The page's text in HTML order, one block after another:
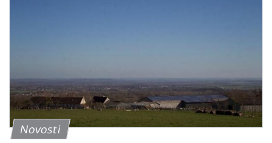
Novosti